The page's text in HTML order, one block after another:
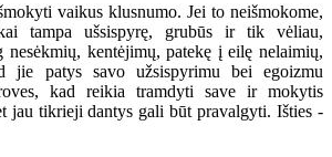
vaikus klusnumo. Jei to neišmokome,
tampa ušsispyrę, grubūs ir tik vėliau,
nesėkmių, kentėjimų, patekę į eilę nelaimių,
jie patys savo užsispyrimu bei egoizmu
kad reikia tramdyti save ir mokytis
jau tikrieji dantys gali būt pravalgyti. Išties -